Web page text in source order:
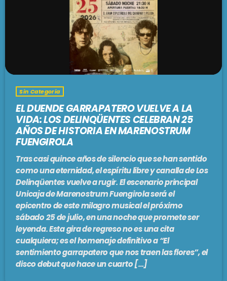
EN VIVO AHORA!
Folclore
MADRE TIERRA
Sin Categoria
EL DUENDE GARRAPATERO VUELVE A LA
VIDA: LOS DELINQÜENTES CELEBRAN 25
AÑOS DE HISTORIA EN MARENOSTRUM
FUENGIROLA
Tras casi quince años de silencio que se han sentido
como una eternidad, el espíritu libre y canalla de Los
Delinqüentes vuelve a rugir. El escenario principal
Unicaja de Marenostrum Fuengirola será el
epicentro de este milagro musical el próximo
sábado 25 de julio, en una noche que promete ser
leyenda. Esta gira de regreso no es una cita
cualquiera; es el homenaje definitivo a “El
sentimiento garrapatero que nos traen las flores”, el
disco debut que hace un cuarto […]